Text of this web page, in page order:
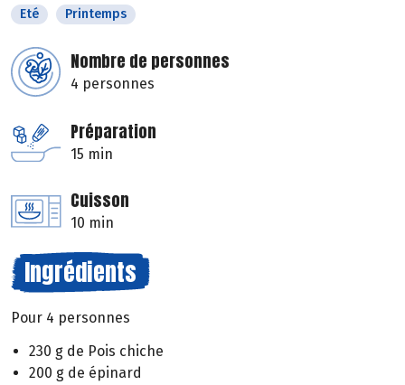
Eté
Printemps
Nombre de personnes
4 personnes
Préparation
15 min
Cuisson
10 min
Ingrédients
Pour 4 personnes
230 g de Pois chiche
200 g de épinard